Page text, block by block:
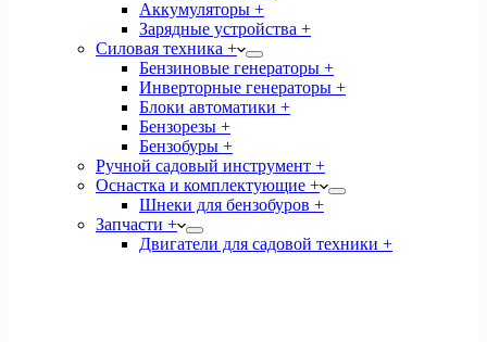
Аккумуляторы +
Зарядные устройства +
Силовая техника +
Бензиновые генераторы +
Инверторные генераторы +
Блоки автоматики +
Бензорезы +
Бензобуры +
Ручной садовый инструмент +
Оснастка и комплектующие +
Шнеки для бензобуров +
Запчасти +
Двигатели для садовой техники +